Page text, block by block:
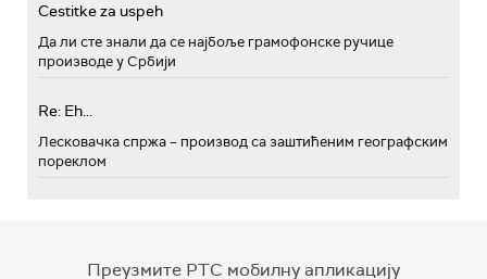
Cestitke za uspeh
Да ли сте знали да се најбоље грамофонске ручице
производе у Србији
Re: Eh...
Лесковачка спржа – производ са заштићеним географским
пореклом
Преузмите РТС мобилну апликацију